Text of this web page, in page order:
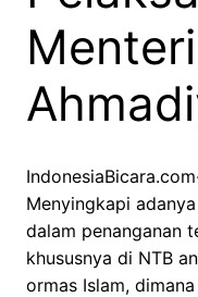
Menyingkapi
dalam penanganan
khususnya di NTB
ormas Islam,